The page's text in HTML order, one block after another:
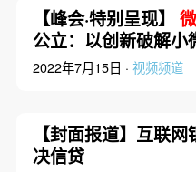
【峰会·特别呈现】
公立：以创新破解小
融资“三高”难题
2022年7月15日 · 视频频道
【封面报道】互联
决信贷